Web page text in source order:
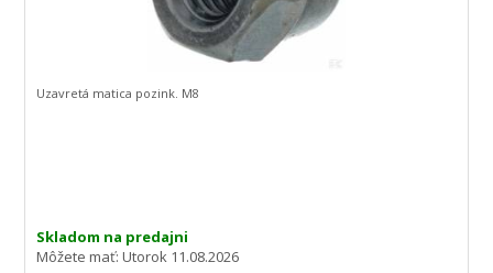
Skladom na predajni
Môžete mať:Utorok 11.08.2026
Uzavretá matica pozink. M8